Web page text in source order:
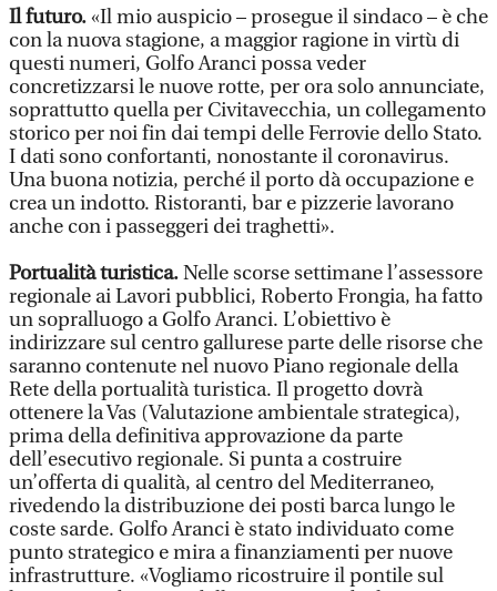
Il futuro.«Il mio auspicio – prosegue il sindaco – è che
con la nuova stagione, a maggior ragione in virtù di
questi numeri, Golfo Aranci possa veder
concretizzarsi le nuove rotte, per ora solo annunciate,
soprattutto quella per Civitavecchia, un collegamento
storico per noi fin dai tempi delle Ferrovie dello Stato.
I dati sono confortanti, nonostante il coronavirus.
Una buona notizia, perché il porto dà occupazione e
crea un indotto. Ristoranti, bar e pizzerie lavorano
anche con i passeggeri dei traghetti».
Portualità turistica.Nelle scorse settimane l’assessore
regionale ai Lavori pubblici, Roberto Frongia, ha fatto
un sopralluogo a Golfo Aranci. L’obiettivo è
indirizzare sul centro gallurese parte delle risorse che
saranno contenute nel nuovo Piano regionale della
Rete della portualità turistica. Il progetto dovrà
ottenere la Vas (Valutazione ambientale strategica),
prima della definitiva approvazione da parte
dell’esecutivo regionale. Si punta a costruire
un’offerta di qualità, al centro del Mediterraneo,
rivedendo la distribuzione dei posti barca lungo le
coste sarde. Golfo Aranci è stato individuato come
punto strategico e mira a finanziamenti per nuove
infrastrutture. «Vogliamo ricostruire il pontile sul